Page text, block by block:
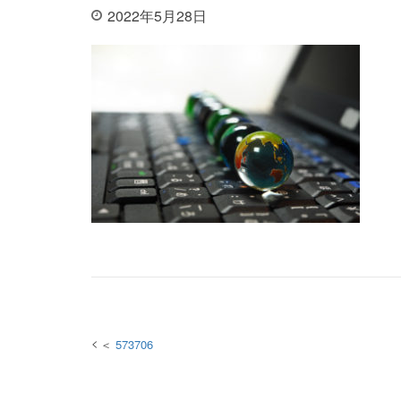
2022年5月28日
573706